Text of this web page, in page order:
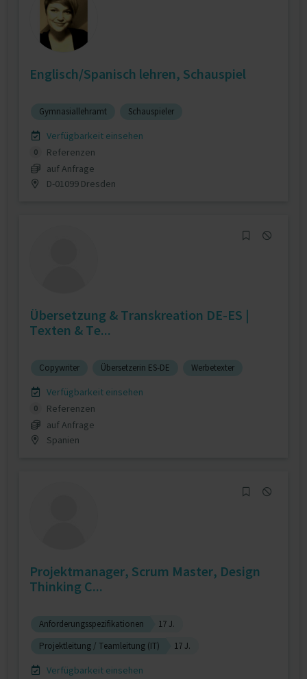
Englisch/Spanisch lehren, Schauspiel
Gymnasiallehramt Schauspieler
Verfügbarkeit einsehen
0
Referenzen
auf Anfrage
D-01099 Dresden
Übersetzung & Transkreation DE-ES |
Texten & Te...
Copywriter Übersetzerin ES-DE Werbetexter
Verfügbarkeit einsehen
0
Referenzen
auf Anfrage
Spanien
Projektmanager, Scrum Master, Design
Thinking C...
Anforderungsspezifikationen
17 J.
Projektleitung / Teamleitung (IT)
17 J.
Verfügbarkeit einsehen